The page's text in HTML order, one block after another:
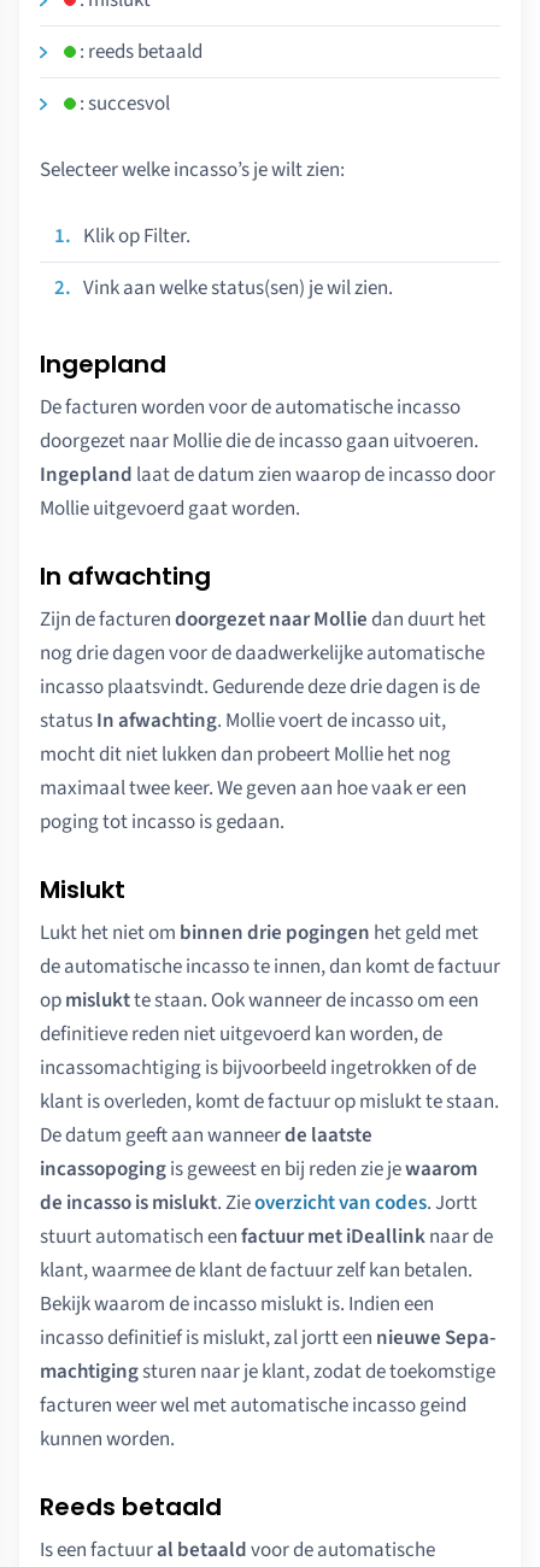
: reeds betaald
: succesvol
Selecteer welke incasso’s je wilt zien:
Klik op Filter.
Vink aan welke status(sen) je wil zien.
Ingepland
De facturen worden voor de automatische incasso
doorgezet naar Mollie die de incasso gaan uitvoeren.
Ingepland laat de datum zien waarop de incasso door
Mollie uitgevoerd gaat worden.
In afwachting
Zijn de facturendoorgezet naar Molliedan duurt het
nog drie dagen voor de daadwerkelijke automatische
incasso plaatsvindt. Gedurende deze drie dagen is de
statusIn afwachting. Mollie voert de incasso uit,
mocht dit niet lukken dan probeert Mollie het nog
maximaal twee keer. We geven aan hoe vaak er een
poging tot incasso is gedaan.
Mislukt
Lukt het niet om binnen drie pogingen het geld met
de automatische incasso te innen, dan komt de factuur
opmisluktte staan. Ook wanneer de incasso om een
definitieve reden niet uitgevoerd kan worden, de
incassomachtiging is bijvoorbeeld ingetrokken of de
klant is overleden, komt de factuur op mislukt te staan.
De datum geeft aan wanneerde laatste
incassopogingis geweest en bij reden zie jewaarom
de incasso is mislukt. Zieoverzicht van codes. Jortt
stuurt automatisch eenfactuur met iDeallinknaar de
klant, waarmee de klant de factuur zelf kan betalen.
Bekijk waarom de incasso mislukt is. Indien een
incasso definitief is mislukt, zal jortt een nieuwe Sepa-
machtigingsturen naar je klant, zodat de toekomstige
facturen weer wel met automatische incasso geind
kunnen worden.
Reeds betaald
Is een factuural betaaldvoor de automatische